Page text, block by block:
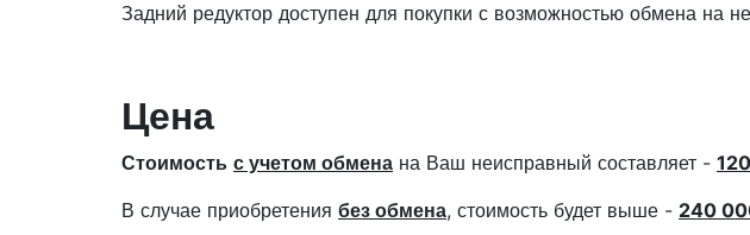
Задний редуктор доступен для покупки с возможностью обмена на
Цена
Стоимость с учетом обмена на Ваш неисправный составляет -
В случае приобретения без обмена, стоимость будет выше - 240